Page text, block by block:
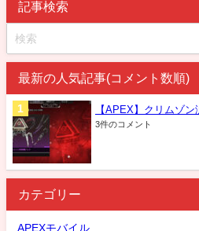
記事検索
最新の人気記事(コメント数順)
【APEX】クリムゾ
3件のコメント
カテゴリー
APEXモバイル